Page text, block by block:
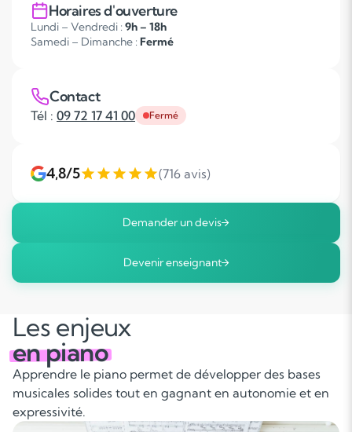
Horaires d'ouverture
Lundi – Vendredi : 9h – 18h
Samedi – Dimanche : Fermé
Contact
Tél : 09 72 17 41 00 Fermé
4,8/5 (716 avis)
Demander un devis
Devenir enseignant
Les enjeux
en piano
Apprendre le piano permet de développer des bases
musicales solides tout en gagnant en autonomie et en
expressivité.